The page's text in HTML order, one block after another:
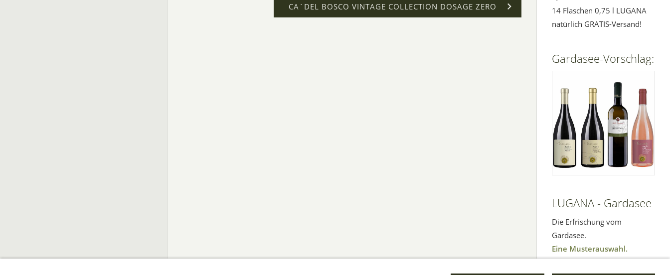
CA`DEL BOSCO VINTAGE COLLECTION DOSAGE ZERO
14 Flaschen 0,75 l LUGANA
natürlich GRATIS-Versand!
Gardasee-Vorschlag:
LUGANA - Gardasee
Die Erfrischung vom
Gardasee.
Eine Musterauswahl.